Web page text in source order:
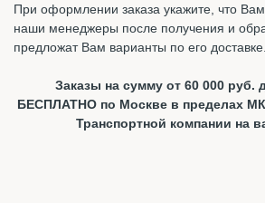
При оформлении заказа укажите, что Вам
наши менеджеры после получения и
предложат Вам варианты по его доставке.
Заказы на сумму от 60 000 руб.
БЕСПЛАТНО по Москве в пределах
Транспортной компании на